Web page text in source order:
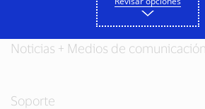
Noticias + Medios de comunicación
Soporte